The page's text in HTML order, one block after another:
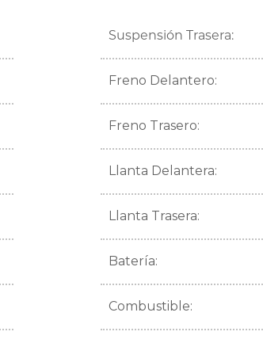
Suspensión Trasera:
Freno Delantero:
Freno Trasero:
Llanta Delantera:
Llanta Trasera:
Batería:
Combustible: